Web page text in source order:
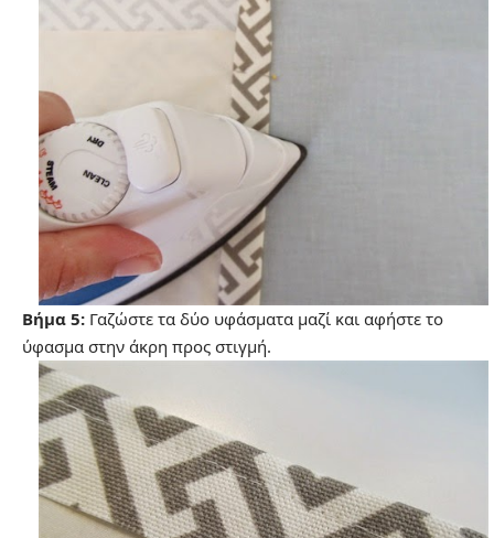
Βήμα 5: Γαζώστε τα δύο υφάσματα μαζί και αφήστε το
ύφασμα στην άκρη προς στιγμή.